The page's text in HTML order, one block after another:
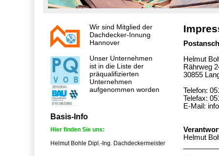
Helmut
Rährweg
30855
Telefon:
Telefax:
E-Mail:
Helmut
Wir sind Mitglied der
Dachdecker-Innung
Hannover
Unser Unternehmen
ist in die Liste der
präqualifizierten
Unternehmen
aufgenommen worden
Basis-Info
Hier finden Sie uns:
Helmut Bohle Dipl.-Ing. Dachdeckermeister